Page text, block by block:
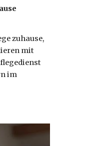
zuhause,
mit
im